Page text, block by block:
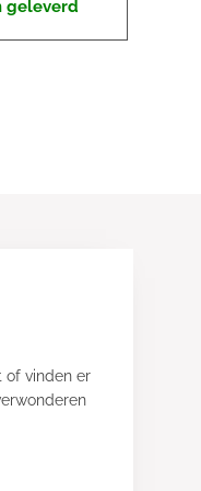
geleverd
of vinden er